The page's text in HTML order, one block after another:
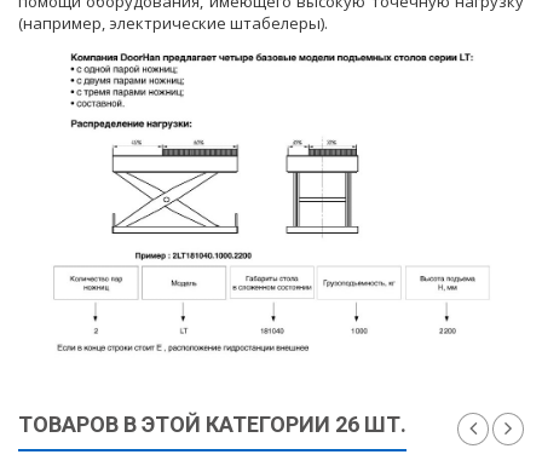
(например, электрические штабелеры).
ТОВАРОВ В ЭТОЙ КАТЕГОРИИ 26 ШТ.